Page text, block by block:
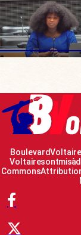
Boulevard Voltaire
Voltaire sont mis à
Commons Attribution